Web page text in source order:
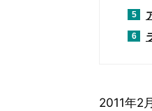
5
6
2011年2